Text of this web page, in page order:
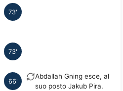
73'
73'
66'
Abdallah Gning esce, al
suo posto Jakub Pira.